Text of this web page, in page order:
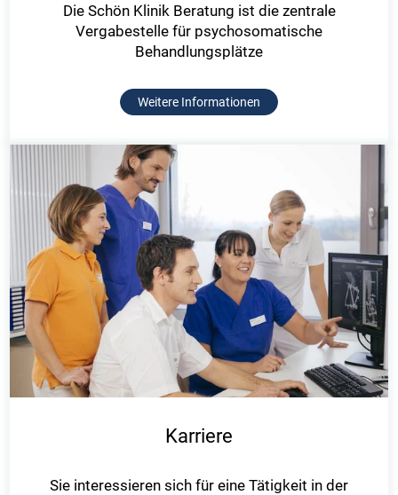
Die Schön Klinik Beratung ist die zentrale
Vergabestelle für psychosomatische
Behandlungsplätze
Weitere Informationen
Karriere
Sie interessieren sich für eine Tätigkeit in der